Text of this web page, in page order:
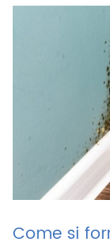
Come si